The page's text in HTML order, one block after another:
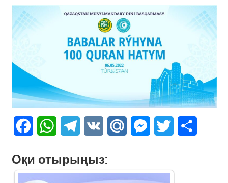
FacebookWhatsAppTelegram
VK Mail.Ru Messenger
Twitter
Оқи отырыңыз: